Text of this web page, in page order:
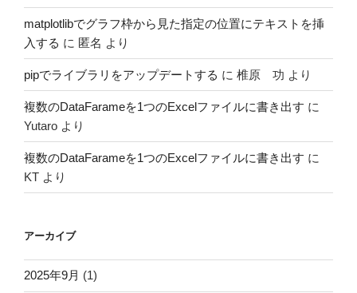
matplotlibでグラフ枠から見た指定の位置にテキストを挿
入する に 匿名 より
pipでライブラリをアップデートする に 椎原 功 より
複数のDataFarameを1つのExcelファイルに書き出す に
Yutaro より
複数のDataFarameを1つのExcelファイルに書き出す に
KT より
アーカイブ
2025年9月 (1)